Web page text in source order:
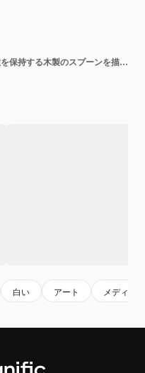
捕獲された甘いトウモロコシの種を保持する木製のスプーンを描いたベクトルシルエットクリパートを生成します
白い アート メディア